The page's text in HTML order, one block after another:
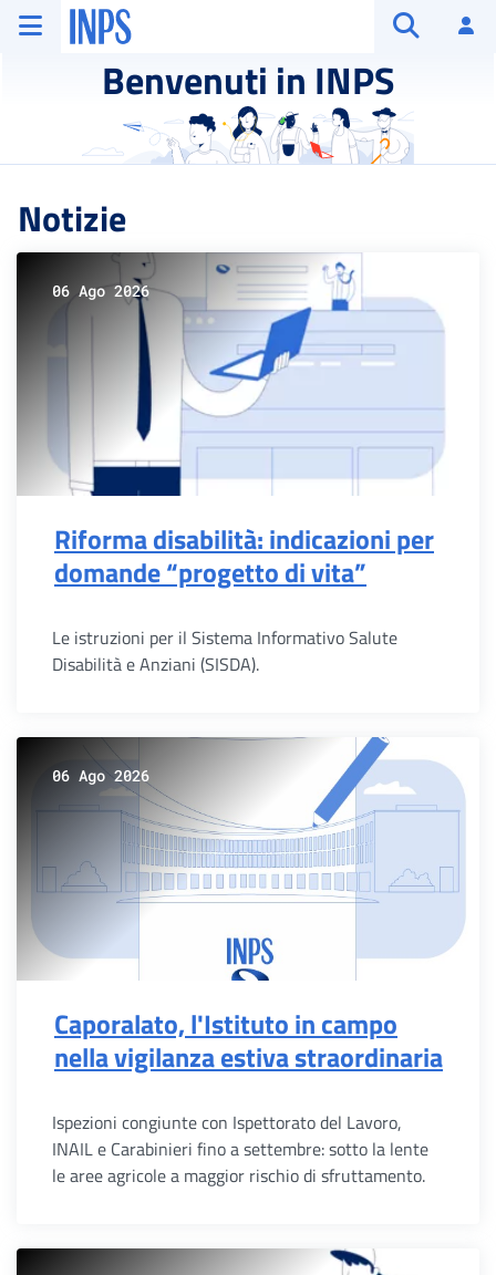
Vai al menu principale
Vai al contenuto principale
Vai al pie' di pagina
INPS ()
Benvenuti in INPS
Notizie
06 Ago 2026
Riforma disabilità: indicazioni per
domande “progetto di vita”
Le istruzioni per il Sistema Informativo Salute
Disabilità e Anziani (SISDA).
06 Ago 2026
Caporalato, l'Istituto in campo
nella vigilanza estiva straordinaria
Ispezioni congiunte con Ispettorato del Lavoro,
INAIL e Carabinieri fino a settembre: sotto la lente
le aree agricole a maggior rischio di sfruttamento.